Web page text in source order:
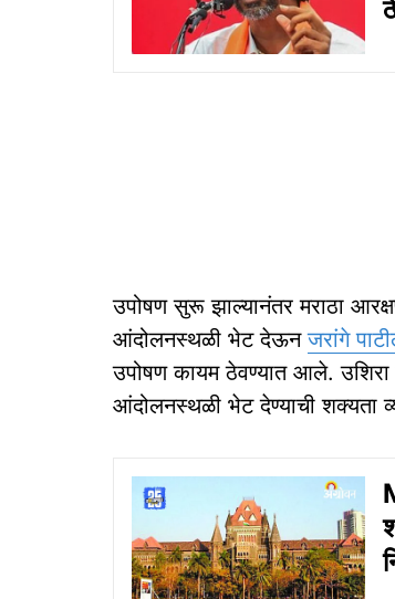
उपोषण सुरू झाल्यानंतर मराठा
आंदोलनस्थळी भेट देऊनजरांगे
उपोषण कायम ठेवण्यात आले. उशिरा
आंदोलनस्थळी भेट देण्याची शक्यता